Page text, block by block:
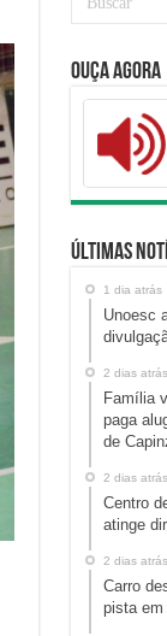
Ouça Agora
Últimas
1 dia atrás
Unoesc
2 dias atrás
Família
paga
de
2 dias atrás
Centro
atinge
2 dias atrás
Carro
pista em